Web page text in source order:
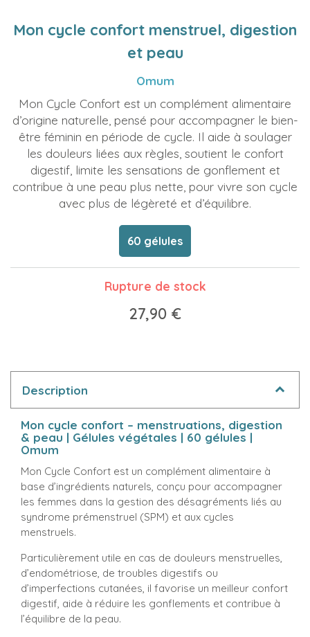
Mon cycle confort menstruel, digestion
et peau
Omum
Mon Cycle Confort est un complément alimentaire
d’origine naturelle, pensé pour accompagner le bien-
être féminin en période de cycle. Il aide à soulager
les douleurs liées aux règles, soutient le confort
digestif, limite les sensations de gonflement et
contribue à une peau plus nette, pour vivre son cycle
avec plus de légèreté et d’équilibre.
60 gélules
Rupture de stock
27,90 €
Description
Mon cycle confort – menstruations, digestion
& peau | Gélules végétales | 60 gélules |
Omum
Mon Cycle Confort est un complément alimentaire à
base d’ingrédients naturels, conçu pour accompagner
les femmes dans la gestion des désagréments liés au
syndrome prémenstruel (SPM) et aux cycles
menstruels.
Particulièrement utile en cas de douleurs menstruelles,
d’endométriose, de troubles digestifs ou
d’imperfections cutanées, il favorise un meilleur confort
digestif, aide à réduire les gonflements et contribue à
l’équilibre de la peau.